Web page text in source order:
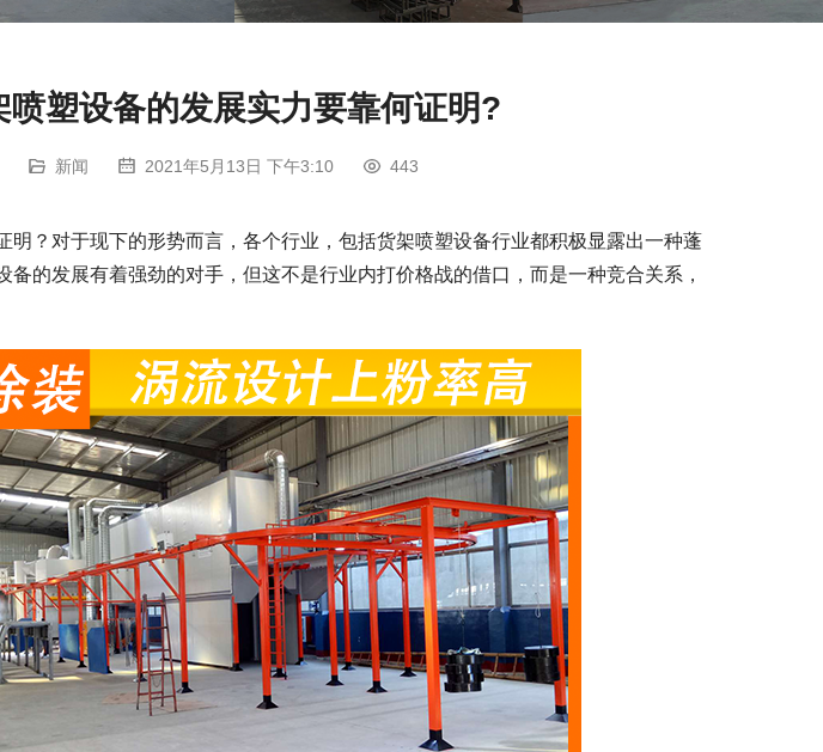
喷塑设备的发展实力要靠何证明?
新闻 2021年5月13日 下午3:10 443
明？对于现下的形势而言，各个行业，包括货架喷塑设备行业都积极显露出一种蓬
备的发展有着强劲的对手，但这不是行业内打价格战的借口，而是一种竞合关系，